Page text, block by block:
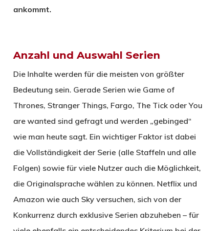
ankommt.
Anzahl und Auswahl Serien
Die Inhalte werden für die meisten von größter
Bedeutung sein. Gerade Serien wie Game of
Thrones, Stranger Things, Fargo, The Tick oder You
are wanted sind gefragt und werden „gebinged“
wie man heute sagt. Ein wichtiger Faktor ist dabei
die Vollständigkeit der Serie (alle Staffeln und alle
Folgen) sowie für viele Nutzer auch die Möglichkeit,
die Originalsprache wählen zu können. Netflix und
Amazon wie auch Sky versuchen, sich von der
Konkurrenz durch exklusive Serien abzuheben – für